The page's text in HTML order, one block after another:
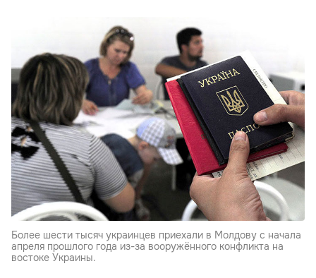
Более шести тысяч украинцев приехали в Молдову с начала
апреля прошлого года из-за вооружённого конфликта на
востоке Украины.